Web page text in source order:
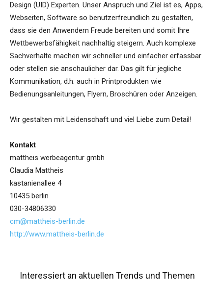
Design (UID) Experten. Unser Anspruch und Ziel ist es, Apps,
Webseiten, Software so benutzerfreundlich zu gestalten,
dass sie den Anwendern Freude bereiten und somit Ihre
Wettbewerbsfähigkeit nachhaltig steigern. Auch komplexe
Sachverhalte machen wir schneller und einfacher erfassbar
oder stellen sie anschaulicher dar. Das gilt für jegliche
Kommunikation, d.h. auch in Printprodukten wie
Bedienungsanleitungen, Flyern, Broschüren oder Anzeigen.
Wir gestalten mit Leidenschaft und viel Liebe zum Detail!
Kontakt
mattheis werbeagentur gmbh
Claudia Mattheis
kastanienallee 4
10435 berlin
030-34806330
cm@mattheis-berlin.de
http://www.mattheis-berlin.de
Interessiert an aktuellen Trends und Themen